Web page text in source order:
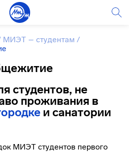
МИЭТ – студентам /
студентов, не
проживания в
и санатории
МИЭТ студентов первого